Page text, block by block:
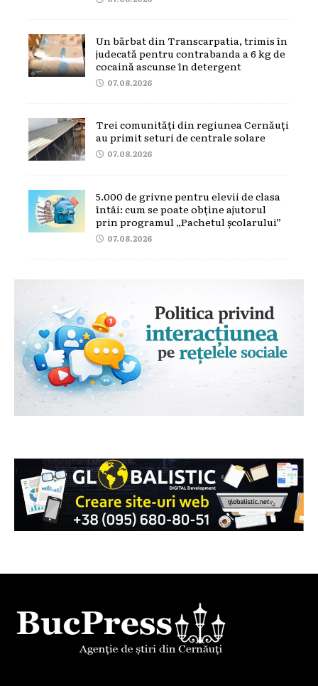
Un bărbat din Transcarpatia, trimis în
judecată pentru contrabanda a 6 kg de
cocaină ascunse în detergent
07.08.2026
Trei comunități din regiunea Cernăuți
au primit seturi de centrale solare
07.08.2026
5.000 de grivne pentru elevii de clasa
întâi: cum se poate obține ajutorul
prin programul „Pachetul școlarului”
07.08.2026